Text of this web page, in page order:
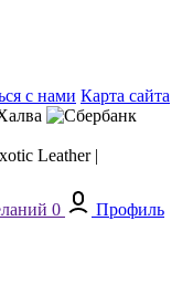
с нами Карта сайта
Leather |
0
Профиль